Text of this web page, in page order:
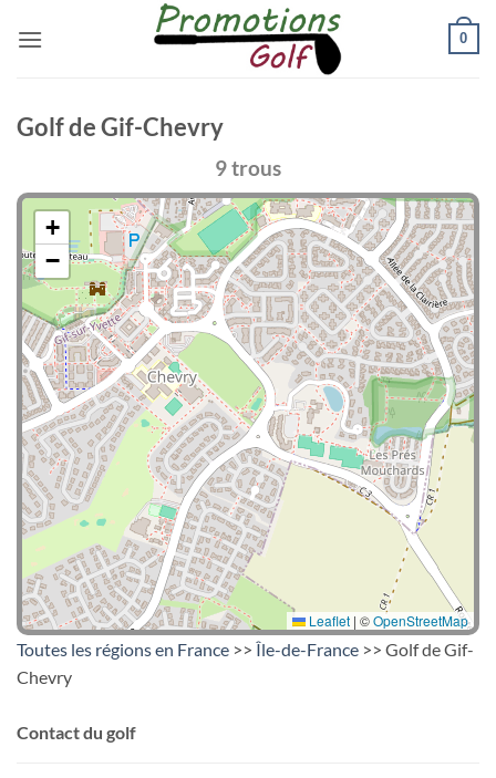
0
Golf de Gif-Chevry
9 trous
+
−
Leaflet | ©OpenStreetMap
Toutes les régions en France >> Île-de-France >> Golf de Gif-
Chevry
Contact du golf